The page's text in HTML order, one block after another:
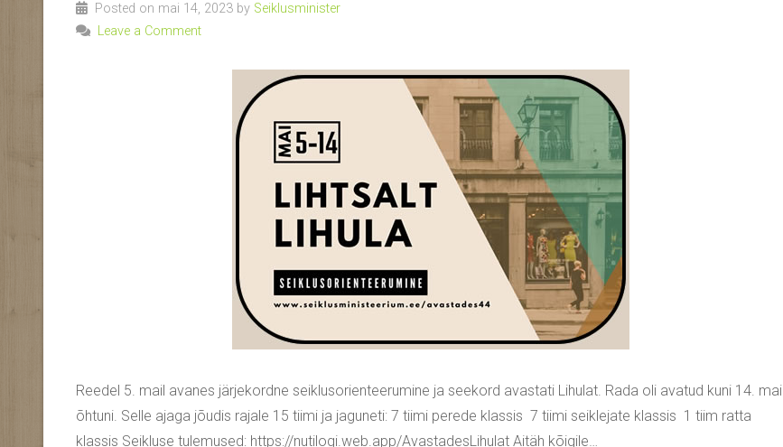
Posted on mai 14, 2023 by Seiklusminister
Leave a Comment
Reedel 5. mail avanes järjekordne seiklusorienteerumine ja seekord avastati Lihulat. Rada oli avatud kuni 14. mai
õhtuni. Selle ajaga jõudis rajale 15 tiimi ja jaguneti: 7 tiimi perede klassis ‍‍‍ 7 tiimi seiklejate klassis ‍ 1 tiim ratta
klassis Seikluse tulemused: https://nutilogi.web.app/AvastadesLihulat Aitäh kõigile…